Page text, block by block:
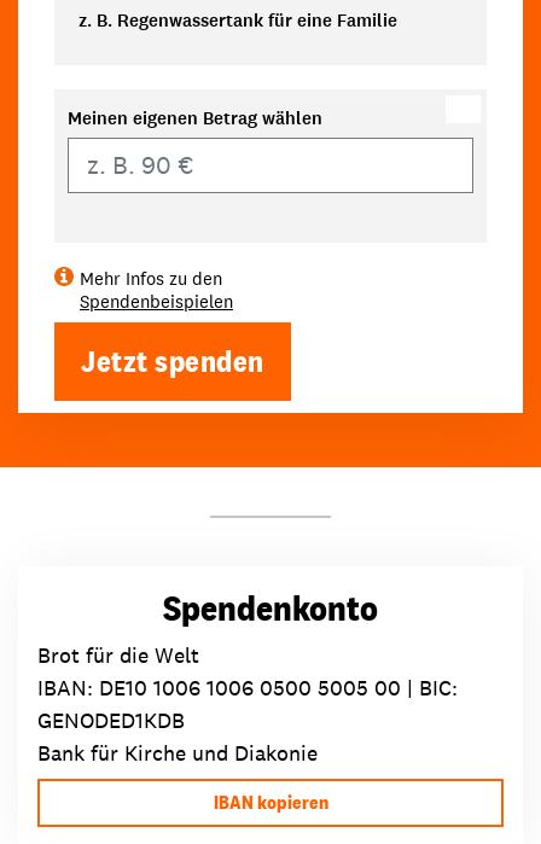
z. B. Regenwassertank für eine Familie
Meinen eigenen Betrag wählen
Mehr Infos zu den
Spendenbeispielen
Jetzt spenden
Spendenkonto
Brot für die Welt
IBAN: DE10 1006 1006 0500 5005 00 | BIC:
GENODED1KDB
Bank für Kirche und Diakonie
IBAN kopieren